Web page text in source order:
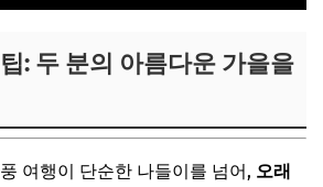
: 두 분의 아름다운 가을을
여행이 단순한 나들이를 넘어, 오래